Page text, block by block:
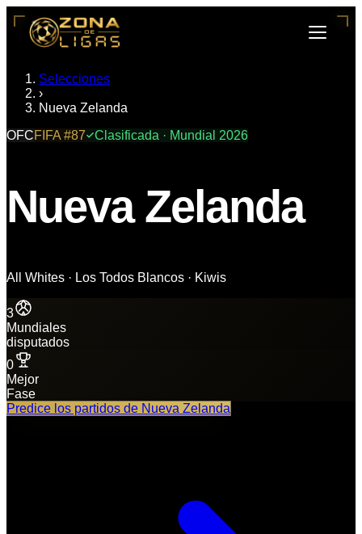
Selecciones
›
Nueva Zelanda
OFCFIFA #87 Clasificada · Mundial 2026
Nueva Zelanda
All Whites · Los Todos Blancos · Kiwis
3
Mundiales
disputados
0
Mejor
Fase
Predice los partidos de Nueva Zelanda